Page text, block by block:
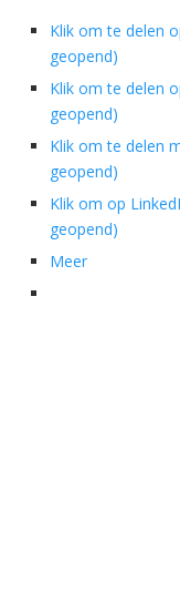
Klik om te delen
geopend)
Klik om te delen
geopend)
Klik om te delen
geopend)
Klik om op
geopend)
Meer